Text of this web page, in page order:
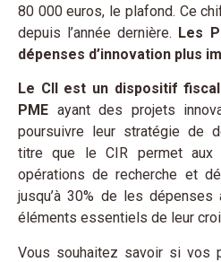
80 000 euros, le plafond. Ce
depuis l’année dernière. Les
dépenses d’innovation plus
Le CII est un dispositif
PME ayant des projets
poursuivre leur stratégie de
titre que le CIR permet aux
opérations de recherche et
jusqu’à 30% de les
éléments essentiels de leur
Vous souhaitez savoir si vos